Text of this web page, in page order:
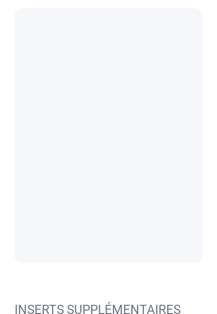
INSERTS SUPPLÉMENTAIRES